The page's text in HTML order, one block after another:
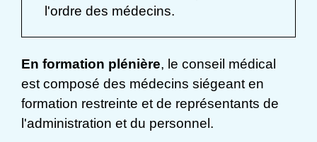
l'ordre des médecins.
En formation plénière, le conseil médical
est composé des médecins siégeant en
formation restreinte et de représentants de
l'administration et du personnel.